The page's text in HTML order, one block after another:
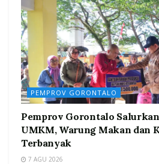
PEMPROV GORONTALO
Pemprov Gorontalo
UMKM, Warung Makan dan
Terbanyak
7 AGU 2026